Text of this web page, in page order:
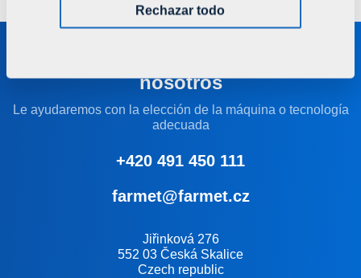
nosotros
Le ayudaremos con la elección de la máquina o tecnología
adecuada
+420 491 450 111
farmet@farmet.cz
Jiřinková 276
552 03 Česká Skalice
Czech republic
Rechazar todo